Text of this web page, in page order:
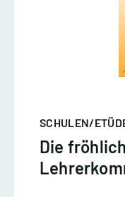
SCHULEN/
Die